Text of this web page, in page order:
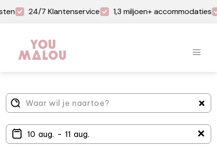
24/7 Klantenservice 1,3 miljoen+ accommodaties
＋